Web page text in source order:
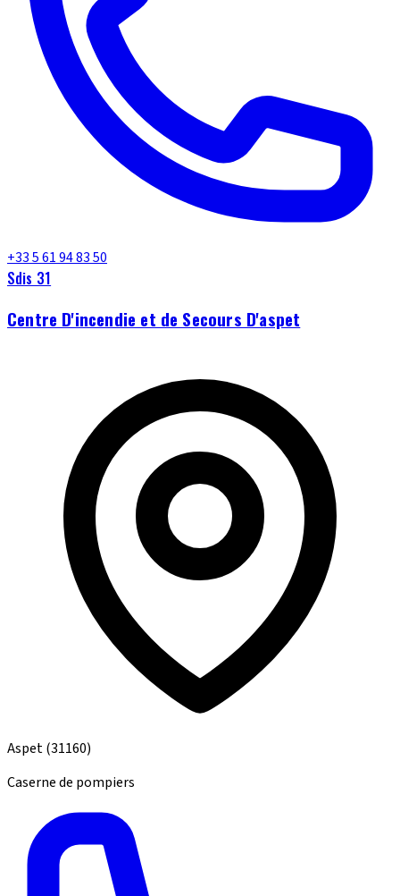
+33 5 61 94 83 50
Sdis 31
Centre D'incendie et de Secours D'aspet
Aspet(31160)
Caserne de pompiers